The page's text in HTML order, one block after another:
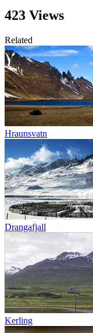
423 Views
Related
Hraunsvatn
Drangafjall
Kerling